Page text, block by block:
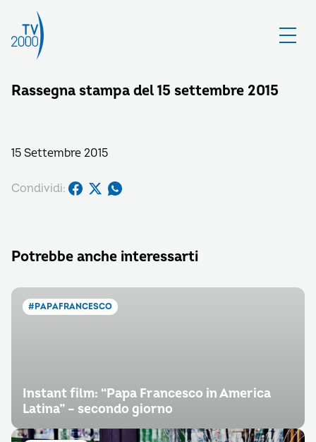
Rassegna stampa del 15 settembre 2015
15 Settembre 2015
Condividi:
Potrebbe anche interessarti
#PAPAFRANCESCO
Instant film: “Papa Francesco in America
Latina” – secondo giorno